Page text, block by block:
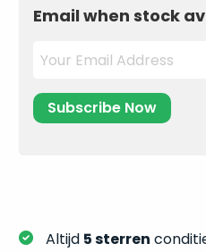
Email when stock
Altijd 5 sterren